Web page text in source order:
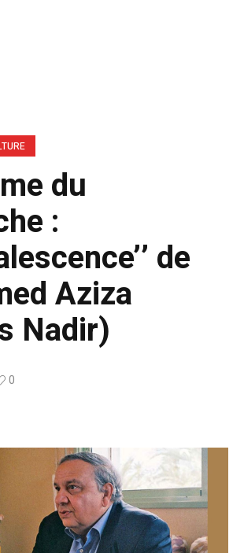
du
:
de
Aziza
Nadir)
0